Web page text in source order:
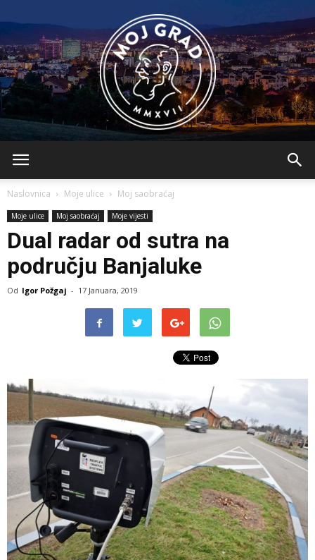
Naslovnica Moje ulice Moj saobraćaj
Moje ulice Moj saobraćaj Moje vijesti
Dual radar od sutra na
području Banjaluke
Od Igor Požgaj - 17 Januara, 2019